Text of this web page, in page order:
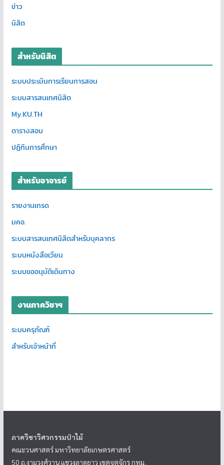
ข่าว
นิสิต
สำหรับนิสิต
ระบบประเมินการเรียนการสอน
ระบบสารสนเทศนิสิต
My.KU.TH
ตารางสอบ
ปฏิทินการศึกษา
สำหรับอาจารย์
รายงานเกรด
มคอ.
ระบบสารสนเทศนิสิตสำหรับบุคลากร
ระบบหนังสือเวียน
ระบบขออนุมัติเดินทาง
งานภาควิชาฯ
ระบบครุภัณฑ์
สำหรับเจ้าหน้าที่
ภาควิชาวิศวกรรมป่าไม้
คณะวนศาสตร์ มหาวิทยาลัยเกษตรศาสตร์
50 ถ.งามวงศ์วาน แขวงลาดยาว เขตจตุจักร กทม.